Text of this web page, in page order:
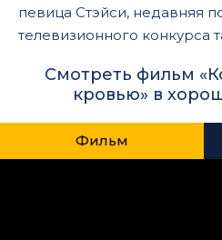
певица Стэйси, недавняя
телевизионного конкурса
Смотреть фильм
кровью» в
Фильм